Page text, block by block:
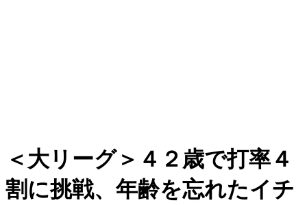
＜大リーグ＞４２歳で打率４
割に挑戦、年齢を忘れたイチ